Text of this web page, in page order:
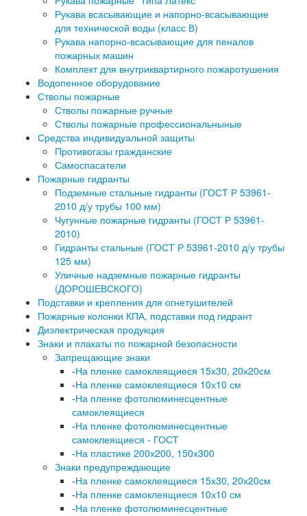
Рукава всасывающие и напорно-всасывающие
для технической воды (класс В)
Рукава напорно-всасывающие для пеналов
пожарных машин
Комплект для внутриквартирного пожаротушения
Водопенное оборудование
Стволы пожарные
Стволы пожарные ручные
Стволы пожарные профессиональныные
Средства индивидуальной защиты
Противогазы гражданские
Самоспасатели
Пожарные гидранты
Подземные стальные гидранты (ГОСТ Р 53961-
2010 д/у трубы 100 мм)
Чугунные пожарные гидранты (ГОСТ Р 53961-
2010)
Гидранты стальные (ГОСТ Р 53961-2010 д/у трубы
125 мм)
Уличные надземные пожарные гидранты
(ДОРОШЕВСКОГО)
Подставки и крепления для огнетушителей
Пожарные колонки КПА, подставки под гидрант
Диэлектрическая продукция
Знаки и плакаты по пожарной безопасности
Запрещающие знаки
-На пленке самоклеящиеся 15х30, 20х20см
-На пленке самоклеящиеся 10х10 см
-На пленке фотолюминесцентные
самоклеящиеся
-На пленке фотолюминесцентные
самоклеящиеся - ГОСТ
-На пластике 200х200, 150х300
Знаки предупреждающие
-На пленке самоклеящиеся 15х30, 20х20см
-На пленке самоклеящиеся 10х10 см
-На пленке фотолюминесцентные